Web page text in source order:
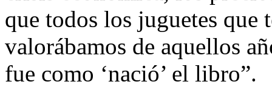
que todos los juguetes que
valorábamos de aquellos
fue como ‘nació’ el libro”.